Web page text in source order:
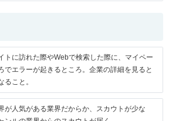
トに訪れた際やWebで検索した際に、マイペー
でエラーが起きるところ。企業の詳細を見ると
ること。
が人気がある業界だからか、スカウトが少な